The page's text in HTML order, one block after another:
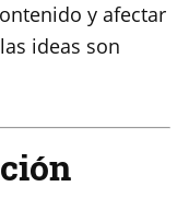
y afectar
ideas son